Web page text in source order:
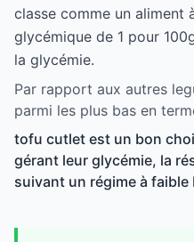
classe comme un aliment
glycémique de 1 pour
la glycémie.
Par rapport aux autres
parmi les plus bas en
tofu cutlet est un bon
gérant leur glycémie, la
suivant un régime à faible